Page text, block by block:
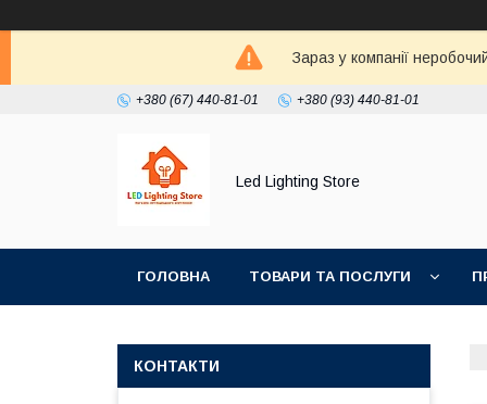
Зараз у компанії
+380 (67) 440-81-01 +380 (93) 440-81-01
Led Lighting Store
ГОЛОВНА ТОВАРИ ТА ПОСЛУГИ
КОНТАКТИ